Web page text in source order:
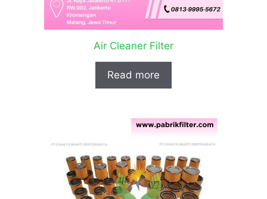
Air Cleaner Filter
Read more